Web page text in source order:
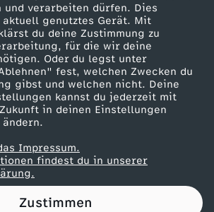
und verarbeiten dürfen. Dies
genutztes Gerät. Mit
du deine Zustimmung zu
für die wir deine
Oder du legst unter
fest, welchen Zwecken du
gibst und welchen nicht. Deine
kannst du jederzeit mit
in deinen Einstellungen
Impressum.
findest du in unserer
Zustimmen